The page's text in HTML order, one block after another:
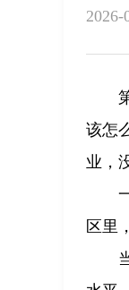
2026-
该怎
业，
区里